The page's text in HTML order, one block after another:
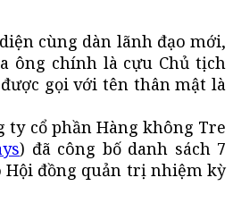
cùng dàn lãnh đạo mới,
ông chính là cựu Chủ tịch
được gọi với tên thân mật là
ty cổ phần Hàng không Tre
) đã công bố danh sách 7
Hội đồng quản trị nhiệm kỳ